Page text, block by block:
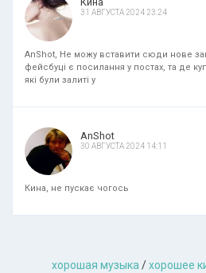
31 АВГУСТА 2024 23:24
AnShot, Не можу вставити сюди нове
фейсбуці є посилання у постах, та де
які були залиті у
AnShot
30 АВГУСТА 2024 14:11
Кина, не пускає чогось
хорошая музыкa /хорошее